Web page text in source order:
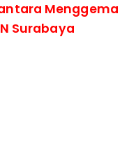
Menggema
Surabaya